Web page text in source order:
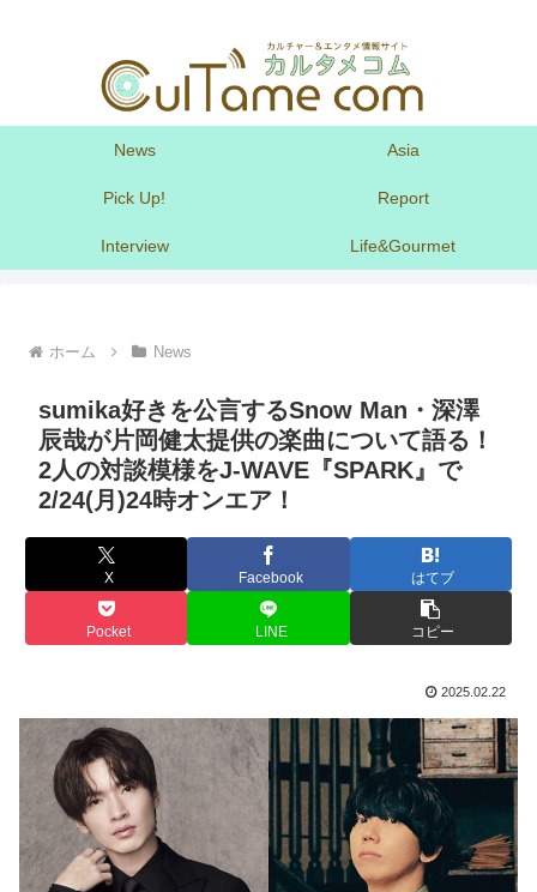
News Asia
Pick Up! Report
Interview Life&Gourmet
ホーム News
sumika好きを公言するSnow Man・深澤
辰哉が片岡健太提供の楽曲について語る！
2人の対談模様をJ-WAVE『SPARK』で
2/24(月)24時オンエア！
X Facebook はてブ
Pocket LINE コピー
2025.02.22